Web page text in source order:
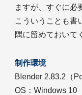
ますが、すぐに必
こういうことも書
隅に留めておいて
制作環境
Blender 2.83.2（
OS：Windows 10